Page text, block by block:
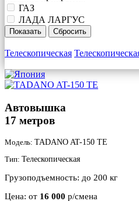
ГАЗ
ЛАДА ЛАРГУС
Телескопическая
Автовышка
17 метров
Модель: TADANO AT-150 TE
Тип: Телескопическая
Грузоподъемность: до 200 кг
Цена: от 16 000 р/смена